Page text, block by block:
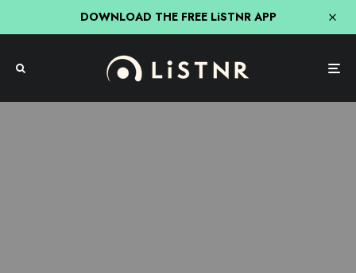
DOWNLOAD THE FREE LiSTNR APP